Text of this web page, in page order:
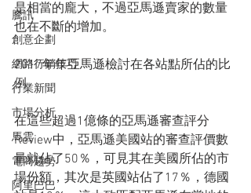
騰訊
創意企劃
網路行銷技巧
行業新聞
市場分析
馬雲
電商趨勢
阿里巴巴
是相當的龐大，不過亞馬遜賣家的數量
也在不斷的增加。
2017年年亞馬遜檢討在各站點所佔的比
例
在這些超過1億條的亞馬遜審查評分
Review中，亞馬遜美國站的審查評價數
量就佔了50％，可見其在美國所佔的市
場份額，其次是英國站佔了17％，德國